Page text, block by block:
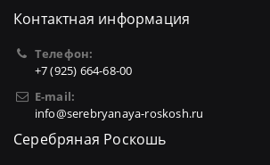
Контактная информация
Телефон:
+7 (925) 664-68-00
E-mail:
info@serebryanaya-roskosh.ru
Серебряная Роскошь